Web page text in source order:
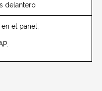
delantero
el panel;